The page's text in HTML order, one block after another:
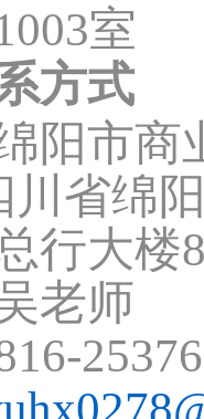
室
方式
阳市商
川省绵
行大楼
老师